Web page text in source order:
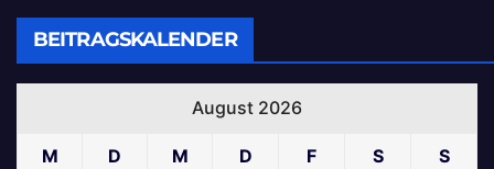
BEITRAGSKALENDER
August 2026
M D M D F S S